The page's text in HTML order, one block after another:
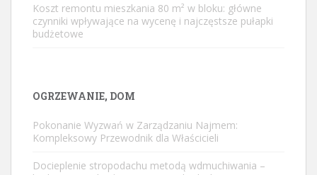
Koszt remontu mieszkania 80 m² w bloku: główne
czynniki wpływające na wycenę i najczęstsze pułapki
budżetowe
OGRZEWANIE, DOM
Pokonanie Wyzwań w Zarządzaniu Najmem:
Kompleksowy Przewodnik dla Właścicieli
Docieplenie stropodachu metodą wdmuchiwania –